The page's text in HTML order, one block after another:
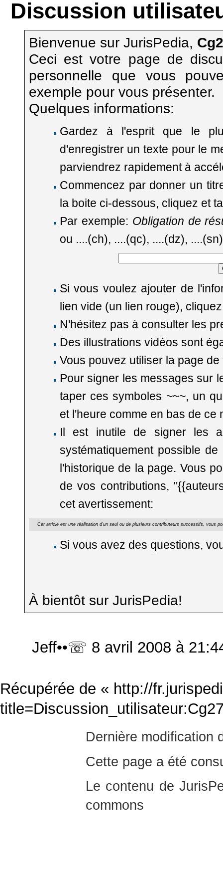
Discussion
Bienvenue sur JurisPedia,
Ceci est votre page de
personnelle que vous
exemple pour vous présenter.
Quelques informations:
Gardez à l'esprit que le
d'enregistrer un texte pour le
parviendrez rapidement à
Commencez par donner un
la boite ci-dessous, cliquez et
Par exemple: Obligation de
ou ....(ch), ....(qc), ....(dz),
Si vous voulez ajouter de
lien vide (un lien rouge),
N'hésitez pas à consulter les
Des illustrations vidéos sont
Vous pouvez utiliser la page de
Pour signer les messages sur
taper ces symboles ~~~, un
et l'heure comme en bas de ce
Il est inutile de signer les
systématiquement possible
l'historique de la page. Vous
de vos contributions,
cet avertissement:
Cet article est une réalisation d'un seul ou de plusieurs contributeurs successifs, vous
Si vous avez des questions,
À bientôt sur JurisPedia!
Jeff••☏ 8 avril 2008 à
Récupérée de « http://
Dernière modification
Cette page a été
Le contenu de
commons